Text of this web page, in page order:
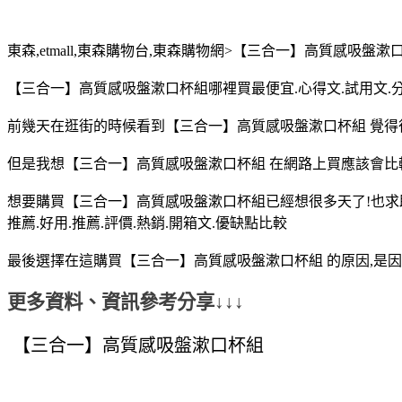
東森,etmall,東森購物台,東森購物網>【三合一】高質感吸盤
【三合一】高質感吸盤漱口杯組哪裡買最便宜.心得文.試用
前幾天在逛街的時候看到【三合一】高質感吸盤漱口杯組 覺
但是我想【三合一】高質感吸盤漱口杯組 在網路上買應該會
想要購買【三合一】高質感吸盤漱口杯組已經想很多天了!也
推薦.好用.推薦.評價.熱銷.開箱文.優缺點比較
最後選擇在這購買【三合一】高質感吸盤漱口杯組 的原因,是
更多資料、資訊參考分享↓↓↓